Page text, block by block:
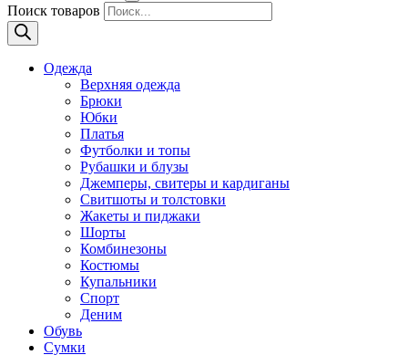
Поиск товаров
Одежда
Верхняя одежда
Брюки
Юбки
Платья
Футболки и топы
Рубашки и блузы
Джемперы, свитеры и кардиганы
Свитшоты и толстовки
Жакеты и пиджаки
Шорты
Комбинезоны
Костюмы
Купальники
Спорт
Деним
Обувь
Сумки